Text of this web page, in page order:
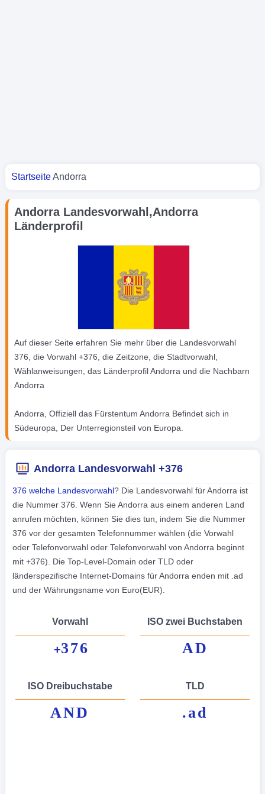
Sie sind hier
StartseiteAndorra
Andorra Landesvorwahl,Andorra
Länderprofil
Auf dieser Seite erfahren Sie mehr über die Landesvorwahl
376, die Vorwahl +376, die Zeitzone, die Stadtvorwahl,
Wählanweisungen, das Länderprofil Andorra und die Nachbarn
Andorra
Andorra, Offiziell das Fürstentum Andorra Befindet sich in
Südeuropa, Der Unterregionsteil von Europa.
Andorra Landesvorwahl +376
376 welche Landesvorwahl? Die Landesvorwahl für Andorra ist
die Nummer 376. Wenn Sie Andorra aus einem anderen Land
anrufen möchten, können Sie dies tun, indem Sie die Nummer
376 vor der gesamten Telefonnummer wählen (die Vorwahl
oder Telefonvorwahl oder Telefonvorwahl von Andorra beginnt
mit +376). Die Top-Level-Domain oder TLD oder
länderspezifische Internet-Domains für Andorra enden mit .ad
und der Währungsname von Euro(EUR).
Vorwahl
+376
ISO zwei Buchstaben
AD
ISO Dreibuchstabe
AND
TLD
.ad